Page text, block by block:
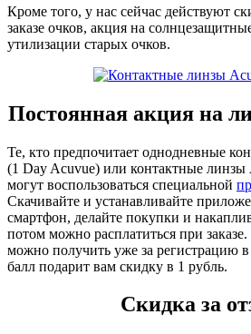
Кроме того, у нас сейчас действуют
заказе очков, акция на
утилизации старых очков.
Постоянная акция на
Те, кто предпочитает однодневные
(1 Day Acuvue) или контактные
могут воспользоваться специальной
Скачивайте и устанавливайте
смартфон, делайте покупки и
потом можно расплатиться при
можно получить уже за регистрацию
балл подарит вам скидку в 1 рубль.
Скидка за